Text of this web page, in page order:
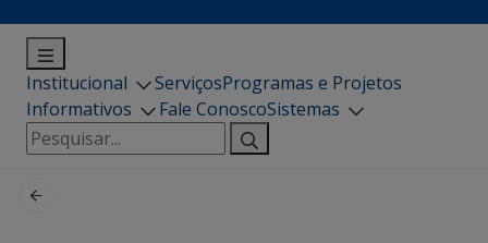
Institucional ServiçosProgramas e Projetos
Informativos
Fale ConoscoSistemas
Pesquisar
por: